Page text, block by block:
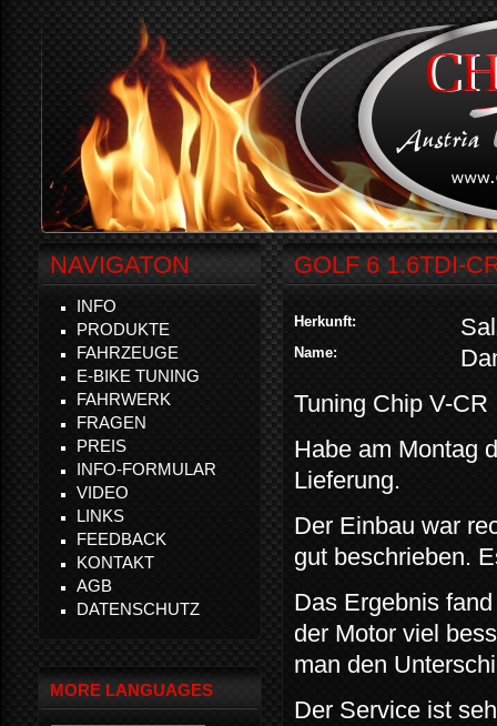
GOLF 6 1.6TDI-
Herkunft:
Name:
Tuning Chip V-CR
Habe am Montag
Lieferung.
Der Einbau war
gut beschrieben.
Das Ergebnis
der Motor viel
man den
Der Service ist
NAVIGATON
INFO
PRODUKTE
FAHRZEUGE
E-BIKE TUNING
FAHRWERK
FRAGEN
PREIS
INFO-FORMULAR
VIDEO
LINKS
FEEDBACK
KONTAKT
AGB
DATENSCHUTZ
MORE LANGUAGES